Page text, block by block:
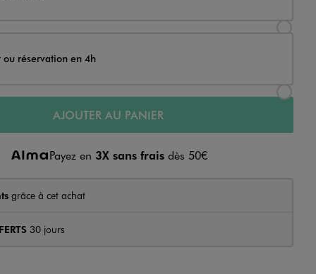
ou réservation en 4h
AJOUTER AU PANIER
Payez en 3X sans fraisdès 50€
grâce à cet achat
30 jours